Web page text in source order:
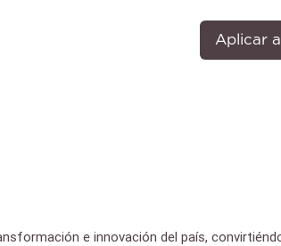
Aplicar
e innovación del país,